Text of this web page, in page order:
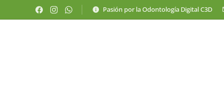
Pasión por la Odontología Digital C3D